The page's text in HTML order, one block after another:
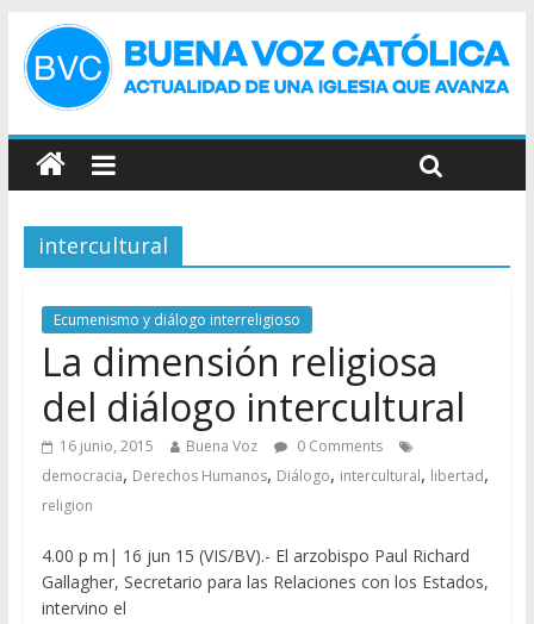
intercultural
Ecumenismo y diálogo interreligioso
La dimensión religiosa
del diálogo intercultural
16 junio, 2015 Buena Voz
0 Comments
democracia, Derechos Humanos, Diálogo, intercultural, libertad,
religion
4.00 p m| 16 jun 15 (VIS/BV).- El arzobispo Paul Richard
Gallagher, Secretario para las Relaciones con los Estados,
intervino el